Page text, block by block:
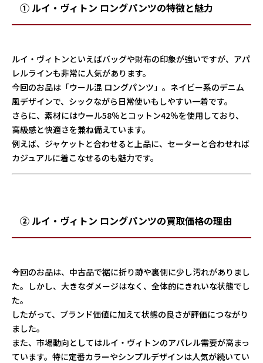
① ルイ・ヴィトン ロングパンツの特徴と魅力
ルイ・ヴィトンといえばバッグや財布の印象が強いですが、アパ
レルラインも非常に人気があります。
今回のお品は「ウール混 ロングパンツ」。ネイビー系のデニム
風デザインで、シックながら日常使いもしやすい一着です。
さらに、素材にはウール58％とコットン42％を使用しており、
高級感と快適さを兼ね備えています。
例えば、ジャケットと合わせると上品に、セーターと合わせれば
カジュアルに着こなせるのも魅力です。
② ルイ・ヴィトン ロングパンツの買取価格の理由
今回のお品は、中古品で裾に折り跡や裏側に少し汚れがありまし
た。しかし、大きなダメージはなく、全体的にきれいな状態でし
た。
したがって、ブランド価値に加えて状態の良さが評価につながり
ました。
また、市場動向としてはルイ・ヴィトンのアパレル需要が高まっ
ています。特に定番カラーやシンプルデザインは人気が続いてい